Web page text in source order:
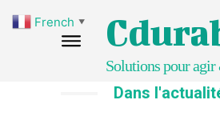
Solutions pour
Dans
French ▼